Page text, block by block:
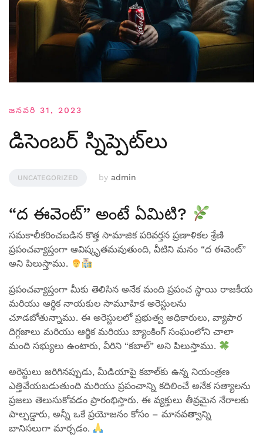
జనవరి 31, 2023
డిసెంబర్ స్నిప్పెట్‌లు
UNCATEGORIZED by admin
“ద ఈవెంట్” అంటే ఏమిటి?
సమకాలీకరించబడిన కొత్త సామాజిక పరివర్తన ప్రణాళికల శ్రేణి
ప్రపంచవ్యాప్తంగా ఆవిష్కృతమవుతుంది, వీటిని మనం “ద ఈవెంట్‌”
అని పిలుస్తాము.
ప్రపంచవ్యాప్తంగా మీకు తెలిసిన అనేక మంది ప్రపంచ స్థాయి రాజకీయ
మరియు ఆర్థిక నాయకుల సామూహిక అరెస్టులను
చూడబోతున్నాము. ఈ అరెస్టులలో ప్రభుత్వ అధికారులు, వ్యాపార
దిగ్గజాలు మరియు ఆర్థిక మరియు బ్యాంకింగ్ సంఘంలోని చాలా
మంది సభ్యులు ఉంటారు, వీరిని “కబాల్” అని పిలుస్తాము.
అరెస్టులు జరిగినప్పుడు, మీడియాపై కబాల్‌కు ఉన్న నియంత్రణ
ఎత్తివేయబడుతుంది మరియు ప్రపంచాన్ని కదిలించే అనేక సత్యాలను
ప్రజలు తెలుసుకోవడం ప్రారంభిస్తారు. ఈ వ్యక్తులు తీవ్రమైన నేరాలకు
పాల్పడ్డారు, అన్నీ ఒకే ప్రయోజనం కోసం – మానవత్వాన్ని
బానిసలుగా మార్చడం.